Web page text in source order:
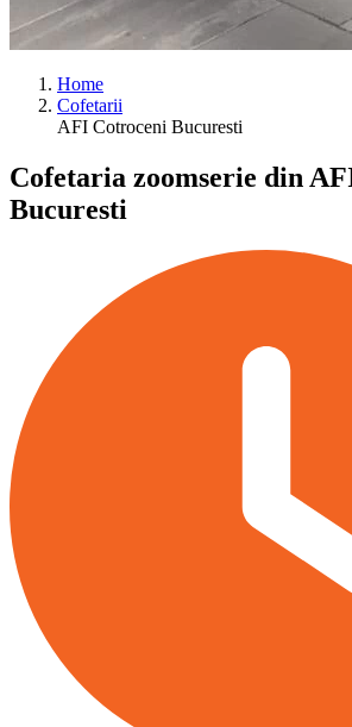
Home
Cofetarii
AFI Cotroceni Bucuresti
Cofetaria zoomserie din
Bucuresti